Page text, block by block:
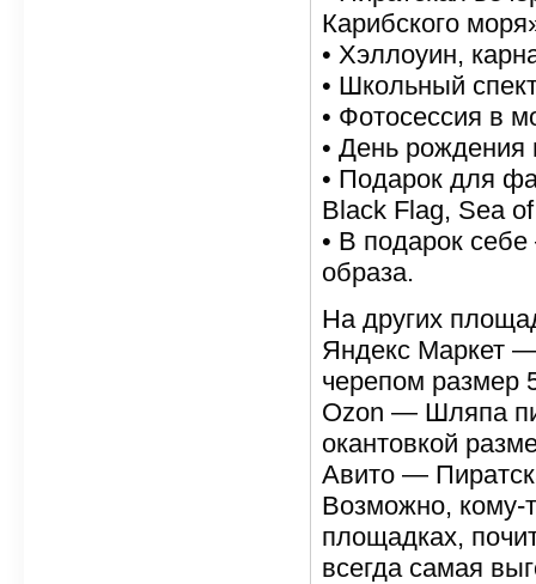
Карибского
• Хэллоуин,
• Школьный
• Фотосессия в
• День рождения
• Подарок для
Black Flag, Sea
• В подарок
образа.
На других
Яндекс Маркет
черепом размер
Ozon — Шляпа
окантовкой
Авито —
Возможно, кому-
площадках,
всегда самая